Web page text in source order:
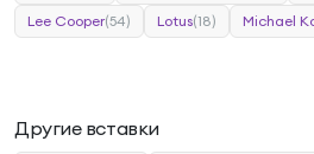
Lee Cooper(54) Lotus(18) Michael
Другие вставки